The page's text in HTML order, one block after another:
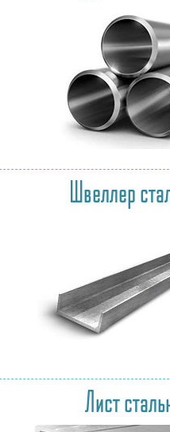
Швеллер
Лист